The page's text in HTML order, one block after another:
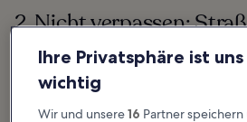
2. Nicht verpassen:
Münster
Besucht einen der höchsten Kirchtürme
Ihre Privatsphäre ist uns
wichtig
Wir und unsere16 Partner